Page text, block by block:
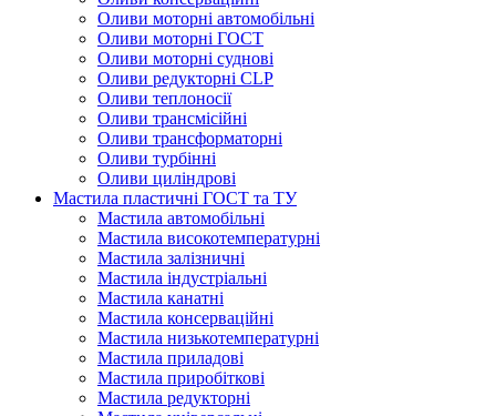
Оливи моторні автомобільні
Оливи моторні ГОСТ
Оливи моторні суднові
Оливи редукторні CLP
Оливи теплоносії
Оливи трансмісійні
Оливи трансформаторні
Оливи турбінні
Оливи циліндрові
Мастила пластичні ГОСТ та ТУ
Мастила автомобільні
Мастила високотемпературні
Мастила залізничні
Мастила індустріальні
Мастила канатні
Мастила консерваційні
Мастила низькотемпературні
Мастила приладові
Мастила приробіткові
Мастила редукторні